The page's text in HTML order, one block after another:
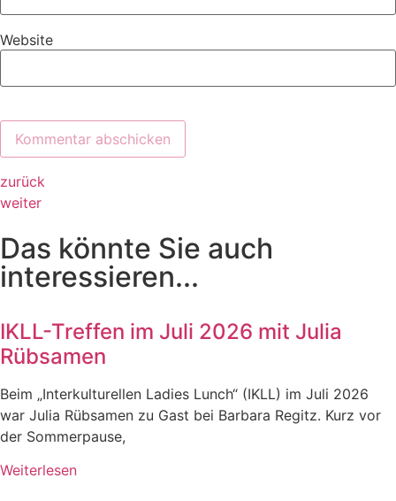
Website
zurück
weiter
Das könnte Sie auch
interessieren...
IKLL-Treffen im Juli 2026 mit Julia
Rübsamen
Beim „Interkulturellen Ladies Lunch“ (IKLL) im Juli 2026
war Julia Rübsamen zu Gast bei Barbara Regitz. Kurz vor
der Sommerpause,
Weiterlesen